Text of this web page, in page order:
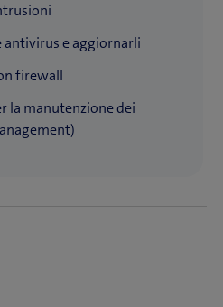
e aggiornarli
firewall
la manutenzione dei